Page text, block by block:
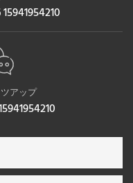
アップ